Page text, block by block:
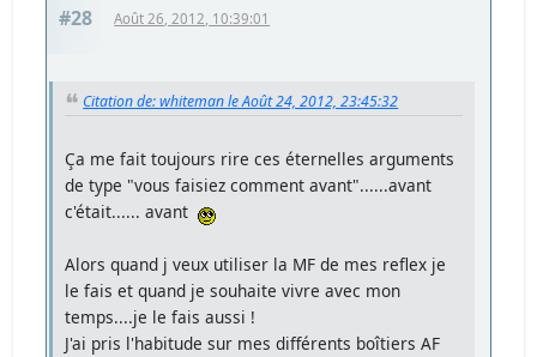
#28 Août 26, 2012, 10:39:01
Citation de: whiteman le Août 24, 2012, 23:45:32
Ça me fait toujours rire ces éternelles arguments
de type "vous faisiez comment avant"......avant
c'était...... avant
Alors quand j veux utiliser la MF de mes reflex je
le fais et quand je souhaite vivre avec mon
temps....je le fais aussi !
J'ai pris l'habitude sur mes différents boîtiers AF